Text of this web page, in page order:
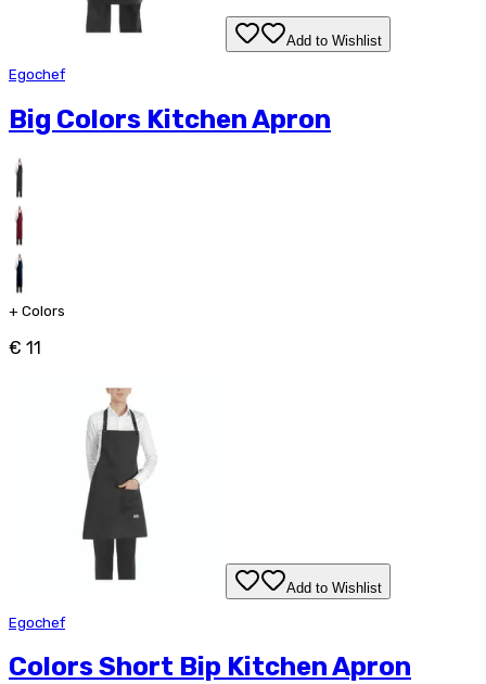
Add to Wishlist
Egochef
Big Colors Kitchen Apron
+ Colors
€ 11
Add to Wishlist
Egochef
Colors Short Bip Kitchen Apron